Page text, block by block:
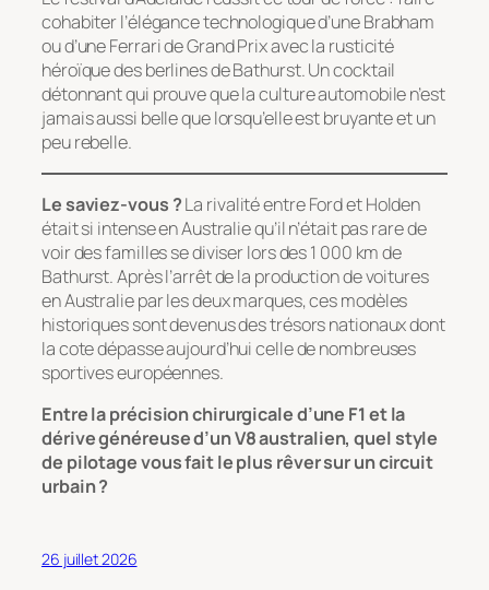
cohabiter l’élégance technologique d’une Brabham
ou d’une Ferrari de Grand Prix avec la rusticité
héroïque des berlines de Bathurst. Un cocktail
détonnant qui prouve que la culture automobile n’est
jamais aussi belle que lorsqu’elle est bruyante et un
peu rebelle.
Le saviez-vous ?La rivalité entre Ford et Holden
était si intense en Australie qu’il n’était pas rare de
voir des familles se diviser lors des 1 000 km de
Bathurst. Après l’arrêt de la production de voitures
en Australie par les deux marques, ces modèles
historiques sont devenus des trésors nationaux dont
la cote dépasse aujourd’hui celle de nombreuses
sportives européennes.
Entre la précision chirurgicale d’une F1 et la
dérive généreuse d’un V8 australien, quel style
de pilotage vous fait le plus rêver sur un circuit
urbain ?
26 juillet 2026